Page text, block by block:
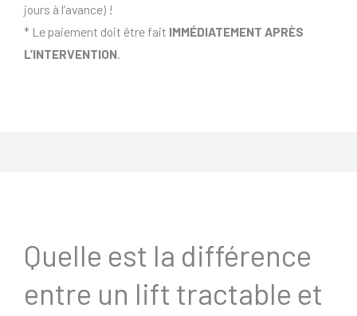
jours à l’avance) !
* Le paiement doit être fait IMMÉDIATEMENT APRÈS
L’INTERVENTION
Quelle est la différence
entre un lift tractable et